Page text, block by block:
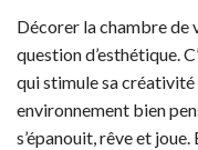
Décorer la chambre de
question d’esthétique.
qui stimule sa
environnement bien
s’épanouit, rêve et